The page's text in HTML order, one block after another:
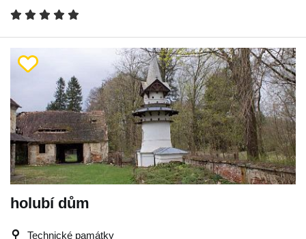
holubí dům
Technické památky